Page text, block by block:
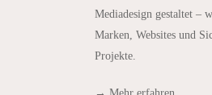
Mediadesign gestaltet –
Marken, Websites und
Projekte.